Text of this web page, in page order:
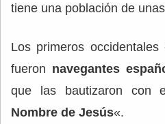
tiene una población de
Los primeros
fueron navegantes
que las bautizaron con
Nombre de Jesús«.